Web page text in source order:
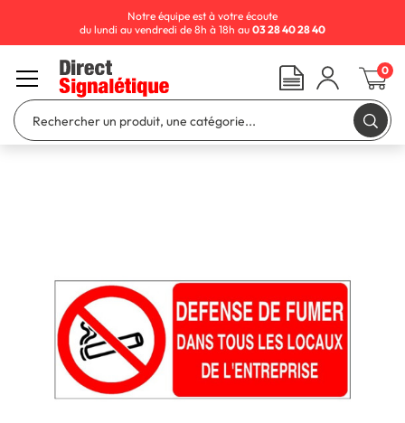
Notre équipe est à votre écoute
du lundi au vendredi de 8h à 18h au 03 28 40 28 40
0